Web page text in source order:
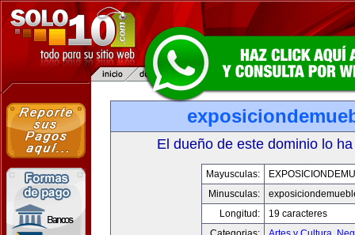
El dueño de este dominio lo
Mayusculas:
Minusculas:
Longitud:
19 caracteres